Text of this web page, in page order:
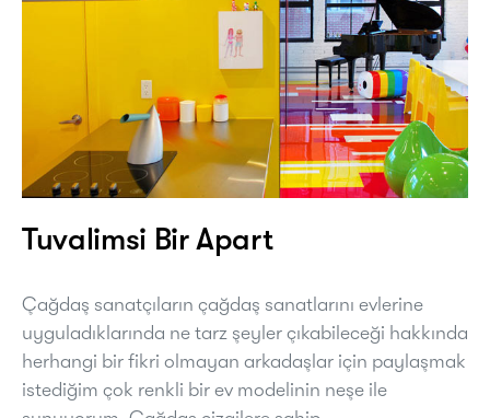
Tuvalimsi Bir Apart
Çağdaş sanatçıların çağdaş sanatlarını evlerine
uyguladıklarında ne tarz şeyler çıkabileceği hakkında
herhangi bir fikri olmayan arkadaşlar için paylaşmak
istediğim çok renkli bir ev modelinin neşe ile